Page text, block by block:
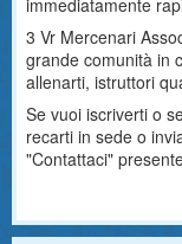
immediatamente
3 Vr Mercenari
grande comunità in
allenarti, istruttori
Se vuoi iscriverti o
recarti in sede o
"Contattaci"